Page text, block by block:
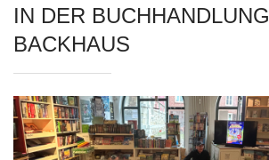
IN DER BUCHHANDLUNG
BACKHAUS